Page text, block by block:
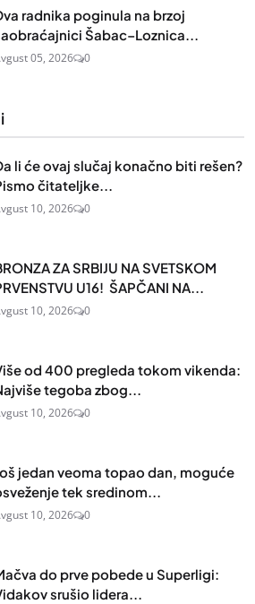
radnika poginula na brzoj
Šabac–Loznica...
05, 2026 0
li će ovaj slučaj konačno biti rešen?
čitateljke...
10, 2026 0
ZA SRBIJU NA SVETSKOM
U16! ŠAPČANI NA...
10, 2026 0
od 400 pregleda tokom vikenda:
tegoba zbog...
10, 2026 0
jedan veoma topao dan, moguće
tek sredinom...
10, 2026 0
do prve pobede u Superligi:
srušio lidera...